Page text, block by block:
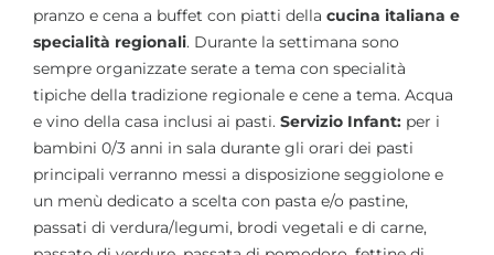
pranzo e cena a buffet con piatti della cucina italiana e
specialità regionali. Durante la settimana sono
sempre organizzate serate a tema con specialità
tipiche della tradizione regionale e cene a tema. Acqua
e vino della casa inclusi ai pasti. Servizio Infant: per i
bambini 0/3 anni in sala durante gli orari dei pasti
principali verranno messi a disposizione seggiolone e
un menù dedicato a scelta con pasta e/o pastine,
passati di verdura/legumi, brodi vegetali e di carne,